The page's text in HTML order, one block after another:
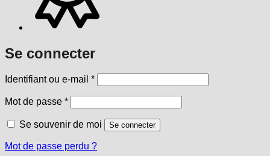
Se connecter
Identifiant ou e-mail *Obligatoire
Mot de passe *Obligatoire
Se souvenir de moi Se connecter
Mot de passe perdu ?